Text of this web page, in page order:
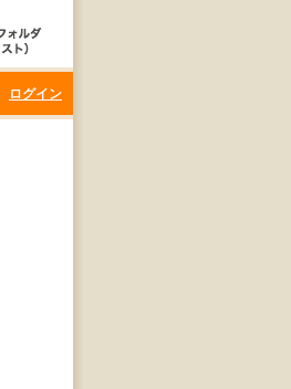
ログイン